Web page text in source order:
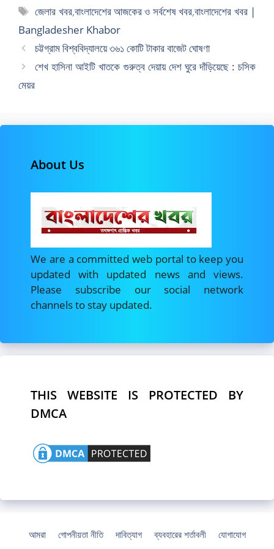
সমূহ
ট্যাগ
সমূহ
জেলার খবর,বাংলাদেশের আজকের ও সর্বশেষ খবর,বাংলাদেশের খবর |
Bangladesher Khabor
চট্টগ্রাম বিশ্ববিদ্যালয়ে ৩৬১ কোটি টাকার বাজেট ঘোষণা
শেখ হাসিনা আইটি খাতকে গুরুত্ব দেয়ায় দেশ ঘুরে দাঁড়িয়েছে : চসিক
মেয়র
About Us
We are a committed web portal to keep you
updated with updated news and views.
Please subscribe our social network
channels to stay updated.
THIS WEBSITE IS PROTECTED BY
DMCA
আমরা গোপনীয়তা নীতি দাবিত্যাগ ব্যবহারের শর্তাবলী যোগাযোগ